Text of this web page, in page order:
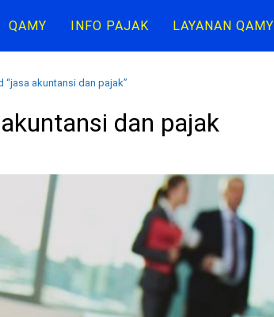
QAMY INFO PAJAK LAYANAN QAMY
“jasa akuntansi dan pajak”
dan pajak